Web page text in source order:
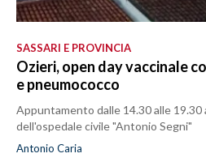
SASSARI E PROVINCIA
Ozieri, open day vaccinale
e pneumococco
Appuntamento dalle 14.30 alle 19.30
dell'ospedale civile "Antonio Segni"
Antonio Caria